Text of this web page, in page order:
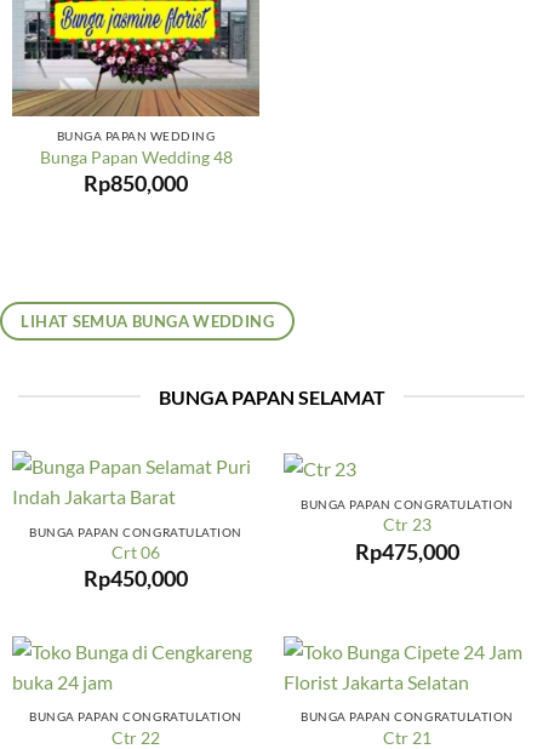
BUNGA PAPAN WEDDING
Bunga Papan Wedding 48
Rp850,000
LIHAT SEMUA BUNGA WEDDING
BUNGA PAPAN SELAMAT
BUNGA PAPAN CONGRATULATION
Crt 06
Rp450,000
BUNGA PAPAN CONGRATULATION
Ctr 23
Rp475,000
BUNGA PAPAN CONGRATULATION
Ctr 22
BUNGA PAPAN CONGRATULATION
Ctr 21